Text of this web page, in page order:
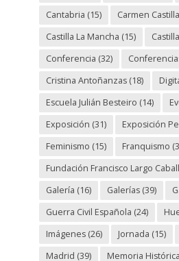
Cantabria (15) Carmen Castilla
Castilla La Mancha (15)
Conferencia (32)
Cristina Antoñanzas(18)
Escuela Julián Besteiro (14)
Exposición (31) Exposición
Feminismo (15) Franquismo
Fundación Francisco Largo
Galería (16) Galerías(39)
Guerra Civil Española (24)
Imágenes(26) Jornada (15)
Madrid (39) Memoria Histórica